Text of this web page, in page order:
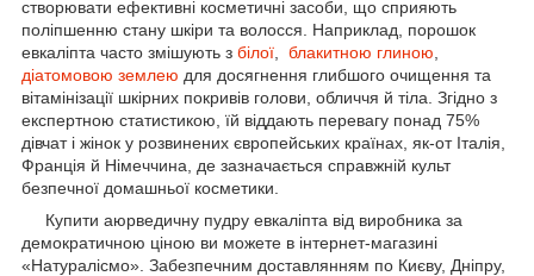
створювати ефективні косметичні засоби, що сприяють
поліпшенню стану шкіри та волосся. Наприклад, порошок
евкаліпта часто змішують з білої блакитною глиною
діатомовою землею для досягнення глибшого очищення та
вітамінізації шкірних покривів голови, обличчя й тіла. Згідно з
експертною статистикою, їй віддають перевагу понад 75%
дівчат і жінок у розвинених європейських країнах, як-от Італія,
Франція й Німеччина, де зазначається справжній культ
безпечної домашньої косметики.
Купити аюрведичну пудру евкаліпта від виробника за
демократичною ціною ви можете в інтернет-магазині
«Натуралісмо». Забезпечним доставлянням по Києву, Дніпру,